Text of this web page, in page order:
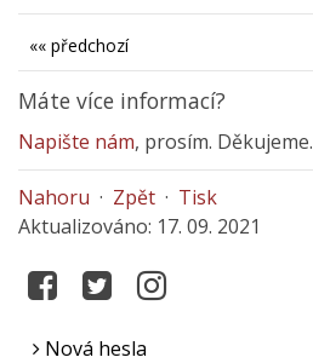
«« předchozí
Máte více informací?
Napište nám, prosím. Děkujeme.
Nahoru · Zpět · Tisk
Aktualizováno: 17. 09. 2021
Nová hesla